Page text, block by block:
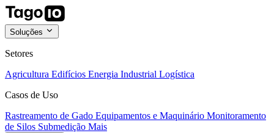
Soluções
Setores
Agricultura Edifícios Energia Industrial Logística
Casos de Uso
Rastreamento de Gado Equipamentos e Maquinário Monitoramento
de Silos Submedição Mais